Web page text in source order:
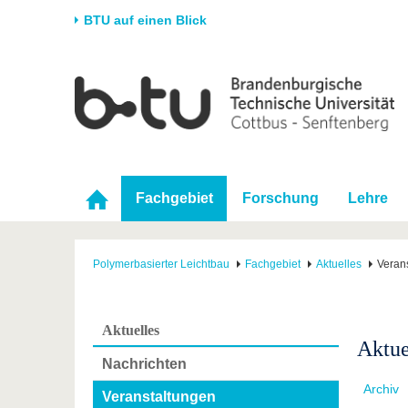
BTU auf einen Blick
Universität
Karriere & Engagement
Partnerschaften &
Strukturwandel
Forschung
Förderung
Wissenschaftlicher
Nachwuchs
Im
Fachgebiet Forschung Lehre
Polymerbasierter Leichtbau Fachgebiet Aktuelles
Aktuelles
Nachrichten
Veranstaltungen Archiv